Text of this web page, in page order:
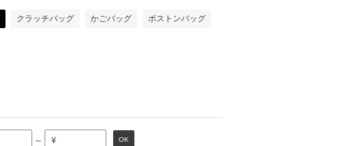
クラッチバッグ かごバッグ ボストンバッグ
～ ¥ OK